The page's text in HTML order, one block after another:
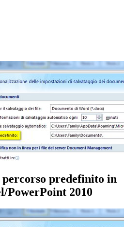
predefinito in
PowerPoint 2010